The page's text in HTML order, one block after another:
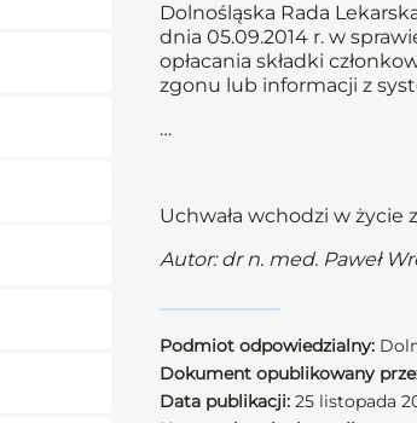
Dolnośląska Rada
dnia 05.09.2014 r. w
opłacania składki
zgonu lub informacji z
…
Uchwała wchodzi w życie
Autor: dr n. med. Paweł
Podmiot odpowiedzialny:
Dokument opublikowany
Data publikacji: 25 listopada